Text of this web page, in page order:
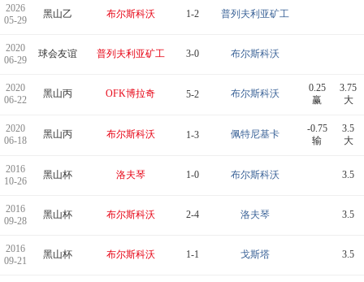
2026
05-29
黑山乙 布尔斯科沃 1-2 普列夫利亚矿工
2020
06-29
球会友谊 普列夫利亚矿工 3-0 布尔斯科沃
2020
06-22
黑山丙 OFK博拉奇 5-2 布尔斯科沃
0.25
赢
3.75
大
2020
06-18
黑山丙 布尔斯科沃 1-3 佩特尼基卡
-0.75
输
3.5
大
2016
10-26
黑山杯 洛夫琴 1-0 布尔斯科沃 3.5
2016
09-28
黑山杯 布尔斯科沃 2-4 洛夫琴 3.5
2016
09-21
黑山杯 布尔斯科沃 1-1 戈斯塔 3.5